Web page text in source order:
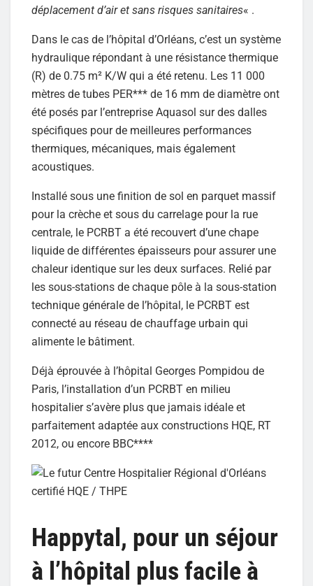
déplacement d’air et sans risques sanitaires« .
Dans le cas de l’hôpital d’Orléans, c’est un système
hydraulique répondant à une résistance thermique
(R) de 0.75 m² K/W qui a été retenu. Les 11 000
mètres de tubes PER*** de 16 mm de diamètre ont
été posés par l’entreprise Aquasol sur des dalles
spécifiques pour de meilleures performances
thermiques, mécaniques, mais également
acoustiques.
Installé sous une finition de sol en parquet massif
pour la crèche et sous du carrelage pour la rue
centrale, le PCRBT a été recouvert d’une chape
liquide de différentes épaisseurs pour assurer une
chaleur identique sur les deux surfaces. Relié par
les sous-stations de chaque pôle à la sous-station
technique générale de l’hôpital, le PCRBT est
connecté au réseau de chauffage urbain qui
alimente le bâtiment.
Déjà éprouvée à l’hôpital Georges Pompidou de
Paris, l’installation d’un PCRBT en milieu
hospitalier s’avère plus que jamais idéale et
parfaitement adaptée aux constructions HQE, RT
2012, ou encore BBC****
Happytal, pour un séjour
à l’hôpital plus facile à